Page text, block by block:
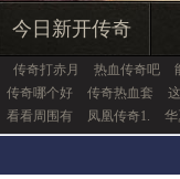
今日新开传奇
传奇打赤月 热血传奇吧
传奇哪个好 传奇热血套
看看周围有 凤凰传奇1.